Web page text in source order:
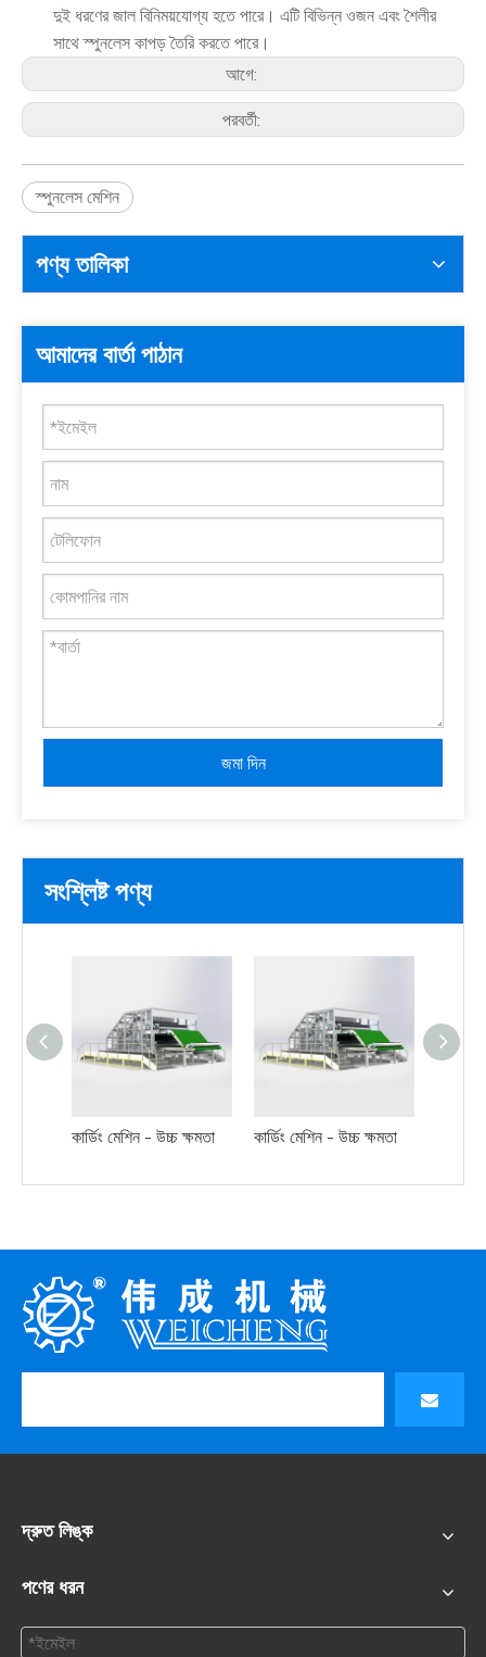
দুই ধরণের জাল বিনিময়যোগ্য হতে পারে। এটি বিভিন্ন ওজন এবং শৈলীর
সাথে স্পুনলেস কাপড় তৈরি করতে পারে।
আগে:
পরবর্তী:
স্পুনলেস মেশিন
পণ্য তালিকা
আমাদের বার্তা পাঠান
জমা দিন
সংশ্লিষ্ট পণ্য
কার্ডিং মেশিন - উচ্চ ক্ষমতা কার্ডিং মেশিন - উচ্চ ক্ষমতা
দ্রুত লিঙ্ক
পণের ধরন